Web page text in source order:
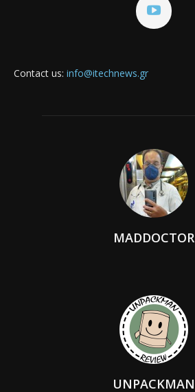
Contact us: info@itechnews.gr
MADDOCTOR
UNPACKMAN